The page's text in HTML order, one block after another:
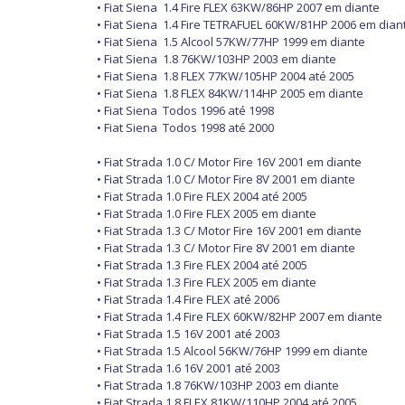
• Fiat Siena 1.4 Fire FLEX 63KW/86HP 2007 em diante
• Fiat Siena 1.4 Fire TETRAFUEL 60KW/81HP 2006 em
• Fiat Siena 1.5 Alcool 57KW/77HP 1999 em diante
• Fiat Siena 1.8 76KW/103HP 2003 em diante
• Fiat Siena 1.8 FLEX 77KW/105HP 2004 até 2005
• Fiat Siena 1.8 FLEX 84KW/114HP 2005 em diante
• Fiat Siena Todos 1996 até 1998
• Fiat Siena Todos 1998 até 2000
• Fiat Strada 1.0 C/ Motor Fire 16V 2001 em diante
• Fiat Strada 1.0 C/ Motor Fire 8V 2001 em diante
• Fiat Strada 1.0 Fire FLEX 2004 até 2005
• Fiat Strada 1.0 Fire FLEX 2005 em diante
• Fiat Strada 1.3 C/ Motor Fire 16V 2001 em diante
• Fiat Strada 1.3 C/ Motor Fire 8V 2001 em diante
• Fiat Strada 1.3 Fire FLEX 2004 até 2005
• Fiat Strada 1.3 Fire FLEX 2005 em diante
• Fiat Strada 1.4 Fire FLEX até 2006
• Fiat Strada 1.4 Fire FLEX 60KW/82HP 2007 em diante
• Fiat Strada 1.5 16V 2001 até 2003
• Fiat Strada 1.5 Alcool 56KW/76HP 1999 em diante
• Fiat Strada 1.6 16V 2001 até 2003
• Fiat Strada 1.8 76KW/103HP 2003 em diante